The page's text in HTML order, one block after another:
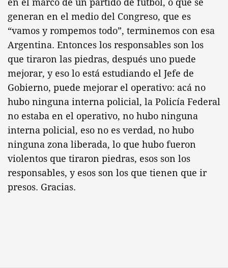
en el marco de un partido de fútbol, o que se
generan en el medio del Congreso, que es
“vamos y rompemos todo”, terminemos con esa
Argentina. Entonces los responsables son los
que tiraron las piedras, después uno puede
mejorar, y eso lo está estudiando el Jefe de
Gobierno, puede mejorar el operativo: acá no
hubo ninguna interna policial, la Policía Federal
no estaba en el operativo, no hubo ninguna
interna policial, eso no es verdad, no hubo
ninguna zona liberada, lo que hubo fueron
violentos que tiraron piedras, esos son los
responsables, y esos son los que tienen que ir
presos. Gracias.